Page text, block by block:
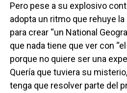
Pero pese a su explosivo
adopta un ritmo que rehuye
para crear “un National
que nada tiene que ver con
porque no quiere ser una
Quería que tuviera su
tenga que resolver parte del